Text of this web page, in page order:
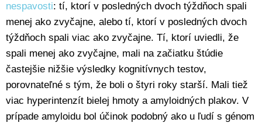
nespavosti: tí, ktorí v posledných dvoch týždňoch spali
menej ako zvyčajne, alebo tí, ktorí v posledných dvoch
týždňoch spali viac ako zvyčajne. Tí, ktorí uviedli, že
spali menej ako zvyčajne, mali na začiatku štúdie
častejšie nižšie výsledky kognitívnych testov,
porovnateľné s tým, že boli o štyri roky starší. Mali tiež
viac hyperintenzít bielej hmoty a amyloidných plakov. V
prípade amyloidu bol účinok podobný ako u ľudí s génom